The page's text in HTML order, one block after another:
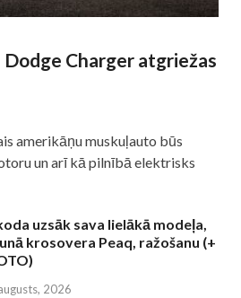
Charger atgriežas
amerikāņu muskuļauto būs
un arī kā pilnībā elektrisks
uzsāk sava lielākā modeļa,
krosovera Peaq, ražošanu (+
2026